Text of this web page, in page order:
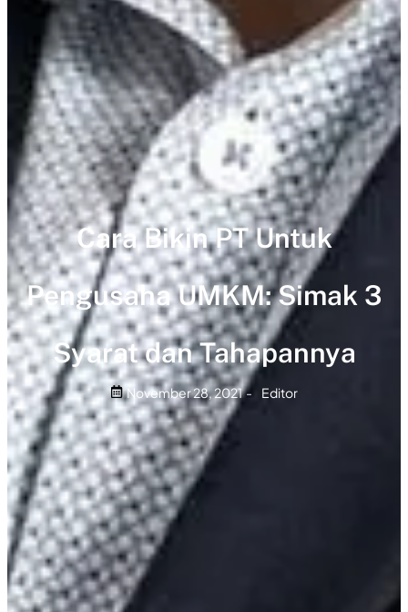
Cara Bikin PT Untuk
Pengusaha UMKM: Simak 3
Syarat dan Tahapannya
November 28, 2021 - Editor